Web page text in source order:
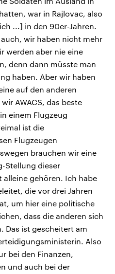
war in Rajlovac, also
...] in den 90er-Jahren.
wir haben nicht mehr
werden aber nie eine
denn dann müsste man
haben. Aber wir haben
auf den anderen
AWACS, das beste
einem Flugzeug
ist die
Flugzeugen
brauchen wir eine
Stellung dieser
alleine gehören. Ich habe
die vor drei Jahren
um hier eine politische
dass die anderen sich
Das ist gescheitert am
Also
bei den Finanzen,
und auch bei der